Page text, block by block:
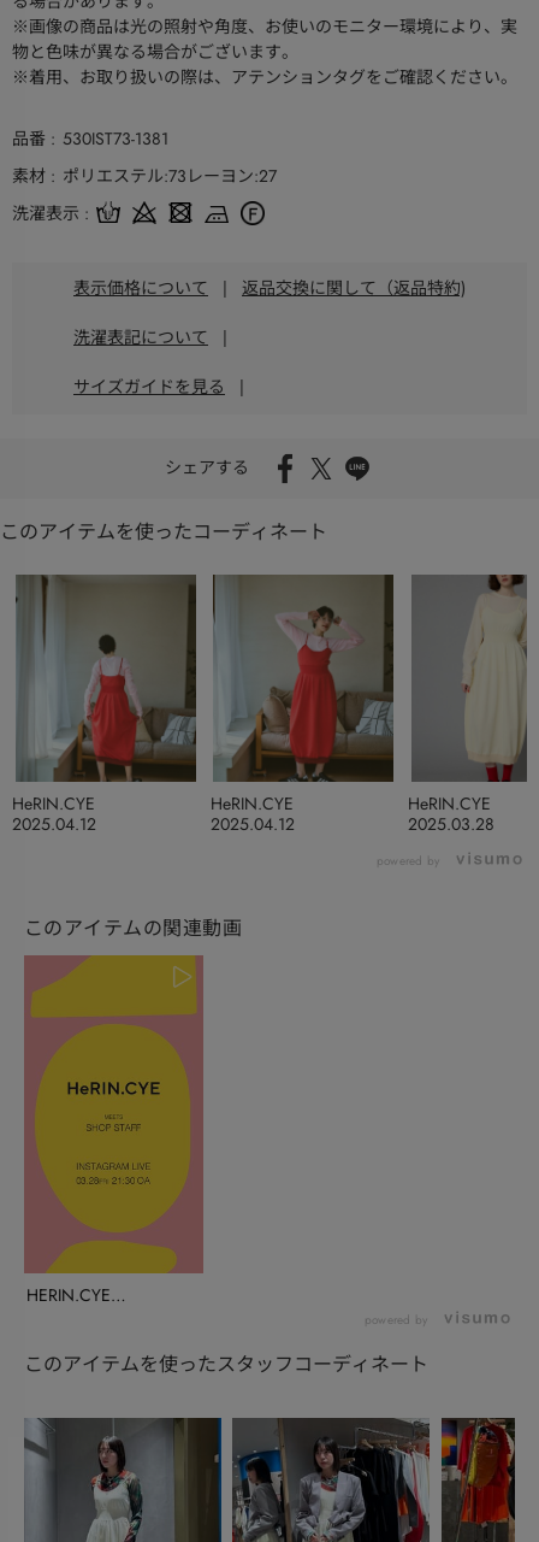
※画像の商品は光の照射や角度、お使いのモニター環境により、実
物と色味が異なる場合がございます。
※着用、お取り扱いの際は、アテンションタグをご確認ください。
品番
530IST73-1381
素材
ポリエステル:73レーヨン:27
洗濯表示
表示価格について | 返品交換に関して（返品特約)
洗濯表記について |
サイズガイドを見る |
シェアする
このアイテムを使ったコーディネート
2025.04.12
HeRIN.CYE
2025.04.12
HeRIN.CYE
2025.03.28
HeRIN.CYE
powered by
このアイテムの関連動画
HERIN.CYE
powered by
このアイテムを使ったスタッフコーディネート